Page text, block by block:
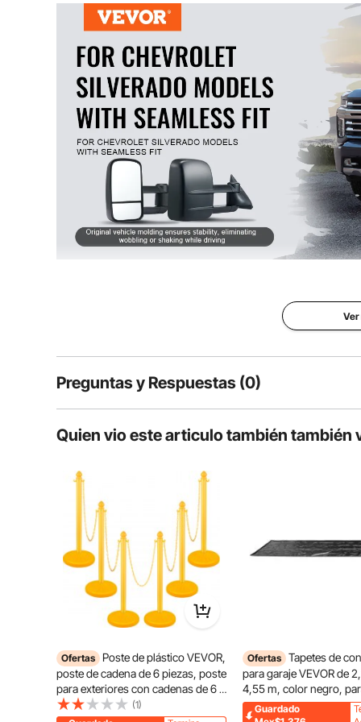
Tamaño del producto 21,85 x
Silverado (1999-2007), GMC y Cadillac. El
Estos espejos retrovisores para remolque cuentan
una mejor visión de la carretera detrás del vehículo.
ajustar los ángulos, lo que
Ver
Preguntas y Respuestas (0)
¿Es duradero el producto?
Quien vio este articulo también también
Ofertas
Poste de plástico VEVOR,
poste de cadena de 6 piezas, poste
para exteriores con cadenas de 6 x
39,5 pulgadas de largo, barrera de
control de multitudes de plástico
(1)
Ofertas Tapetes de
para garaje VEVOR de
4,55 m, color negro,
intensivo en vehículos
medianos, SUV y
Guardado